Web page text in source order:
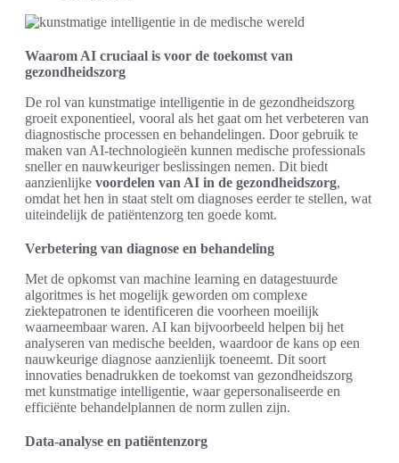
Waarom AI cruciaal is voor de toekomst van
gezondheidszorg
De rol van kunstmatige intelligentie in de gezondheidszorg
groeit exponentieel, vooral als het gaat om het verbeteren van
diagnostische processen en behandelingen. Door gebruik te
maken van AI-technologieën kunnen medische professionals
sneller en nauwkeuriger beslissingen nemen. Dit biedt
aanzienlijke voordelen van AI in de gezondheidszorg,
omdat het hen in staat stelt om diagnoses eerder te stellen, wat
uiteindelijk de patiëntenzorg ten goede komt.
Verbetering van diagnose en behandeling
Met de opkomst van machine learning en datagestuurde
algoritmes is het mogelijk geworden om complexe
ziektepatronen te identificeren die voorheen moeilijk
waarneembaar waren. AI kan bijvoorbeeld helpen bij het
analyseren van medische beelden, waardoor de kans op een
nauwkeurige diagnose aanzienlijk toeneemt. Dit soort
innovaties benadrukken de toekomst van gezondheidszorg
met kunstmatige intelligentie, waar gepersonaliseerde en
efficiënte behandelplannen de norm zullen zijn.
Data-analyse en patiëntenzorg